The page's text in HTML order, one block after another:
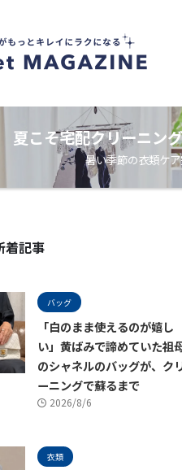
夏こそ宅配クリーニン
暑い季節の衣類ケ
着記事
バッグ
「白のまま使えるのが嬉し
い」黄ばみで諦めていた祖
のシャネルのバッグが、ク
ーニングで蘇るまで
2026/8/6
衣類